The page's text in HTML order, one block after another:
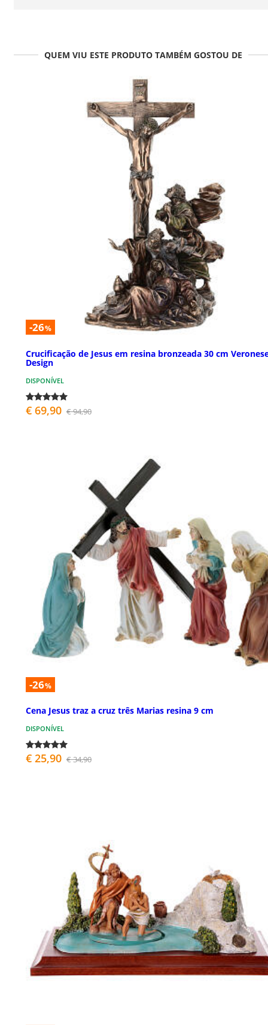
QUEM VIU ESTE PRODUTO TAMBÉM GOSTOU DE
-26%
Crucificação de Jesus em resina bronzeada 30 cm
Design
DISPONÍVEL
€ 69,90 € 94,90
-26%
Cena Jesus traz a cruz três Marias resina 9 cm
DISPONÍVEL
€ 25,90 € 34,90